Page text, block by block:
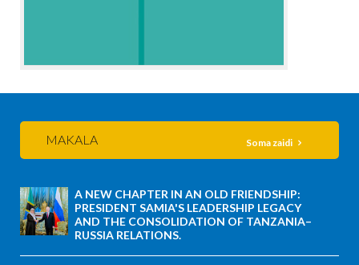
MAKALA Soma zaidi
A NEW CHAPTER IN AN OLD FRIENDSHIP:
PRESIDENT SAMIA'S LEADERSHIP LEGACY
AND THE CONSOLIDATION OF TANZANIA–
RUSSIA RELATIONS.